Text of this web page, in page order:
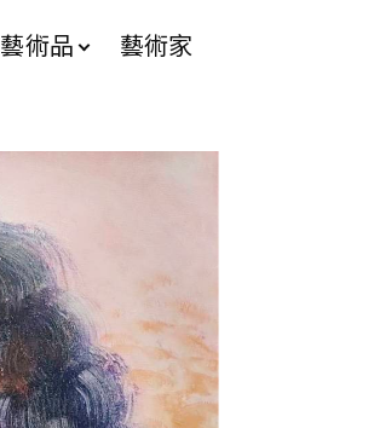
藝術品 藝術家